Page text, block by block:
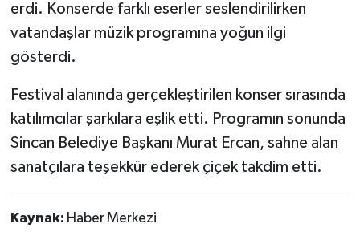
erdi. Konserde farklı eserler seslendirilirken
vatandaşlar müzik programına yoğun ilgi
gösterdi.
Festival alanında gerçekleştirilen konser sırasında
katılımcılar şarkılara eşlik etti. Programın sonunda
Sincan Belediye Başkanı Murat Ercan, sahne alan
sanatçılara teşekkür ederek çiçek takdim etti.
Kaynak: Haber Merkezi